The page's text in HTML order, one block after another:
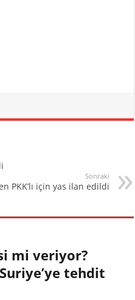
Sonraki
PKK’lı için yas ilan edildi
mi veriyor?
tehdit